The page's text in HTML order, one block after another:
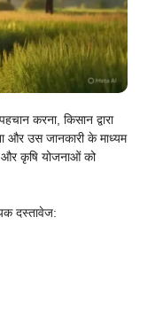
करना, किसान द्वारा
और उस जानकारी के माध्यम
कृषि योजनाओं को
दस्तावेज: